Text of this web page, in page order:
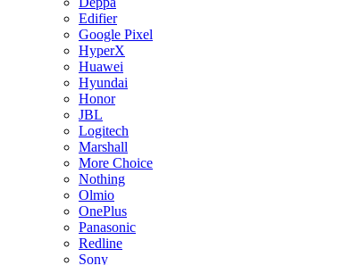
Edifier
Google Pixel
HyperX
Huawei
Hyundai
Honor
JBL
Logitech
Marshall
More Choice
Nothing
Olmio
OnePlus
Panasonic
Redline
Sony